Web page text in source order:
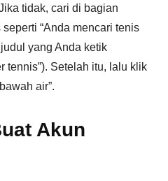
tidak, cari di bagian
seperti “Anda mencari tenis
yang Anda ketik
tennis”). Setelah itu, lalu klik
air”.
Akun